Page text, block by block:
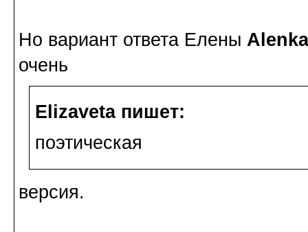
Но вариант ответа Елены
очень
Elizaveta пишет:
поэтическая
версия.